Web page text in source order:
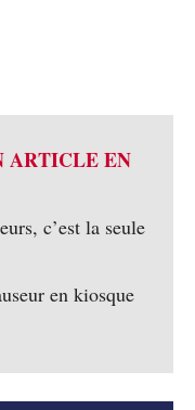
ARTICLE EN
c’est la seule
en kiosque